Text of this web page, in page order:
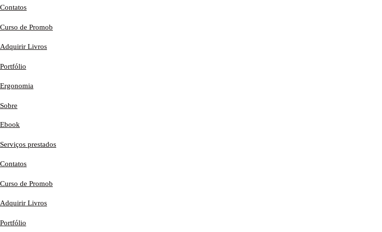
Contatos
Curso de Promob
Adquirir Livros
Portfólio
Ergonomia
Sobre
Ebook
Serviços prestados
Contatos
Curso de Promob
Adquirir Livros
Portfólio